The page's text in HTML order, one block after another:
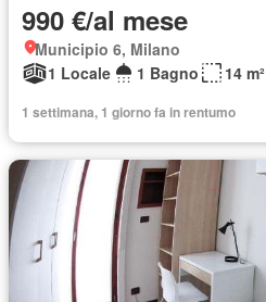
990 €/al mese
Municipio 6, Milano
1 Locale
1 Bagno 14 m²
1 settimana, 1 giorno fa in rentumo